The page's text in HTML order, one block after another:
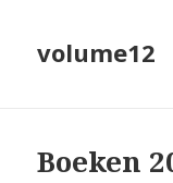
volume12
Boeken